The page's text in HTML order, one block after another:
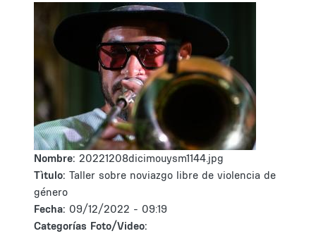
Nombre: 20221208dicimouysm1144.jpg
Tìtulo: Taller sobre noviazgo libre de violencia de
género
Fecha: 09/12/2022 - 09:19
Categorías Foto/Video: